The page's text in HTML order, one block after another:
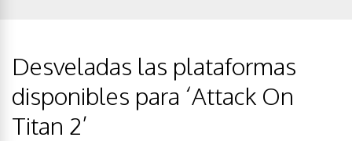
Desveladas las plataformas
disponibles para ‘Attack On
Titan 2’